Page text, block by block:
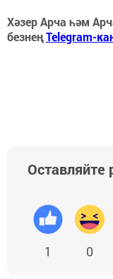
Хәзер Арча һәм
безнеңTelegram-
Оставляйте
1 0